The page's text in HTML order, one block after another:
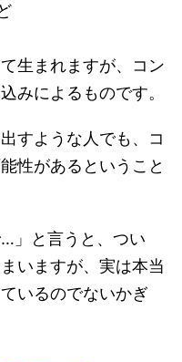
生まれますが、コン
みによるものです。
すような人でも、コ
性があるということ
」と言うと、つい
いますが、実は本当
いるのでないかぎ